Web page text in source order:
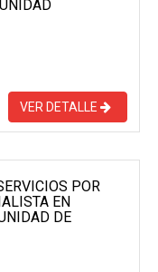
VER DETALLE
POR
EN
DE